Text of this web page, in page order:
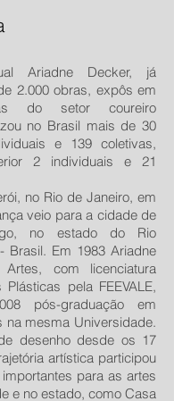
Ariadne Decker, já
2.000 obras, expôs em
do setor coureiro
no Brasil mais de 30
e 139 coletivas,
2 individuais e 21
no Rio de Janeiro, em
veio para a cidade de
no estado do Rio
Brasil. Em 1983 Ariadne
com licenciatura
pela FEEVALE,
pós-graduação em
na mesma Universidade.
desenho desde os 17
artística participou
para as artes
e no estado, como Casa